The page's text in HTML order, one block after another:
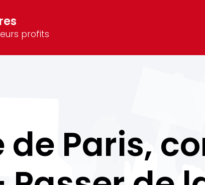
profits
de Paris,